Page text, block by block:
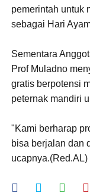
pemerintah untuk
sebagai Hari
Sementara
Prof Muladno
gratis berpotensi
peternak mandiri
"Kami berharap
bisa berjalan dan
ucapnya.(Red.AL)